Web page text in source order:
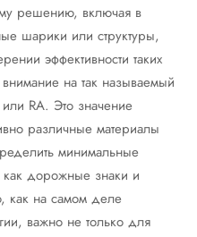
решению, включая в
шарики или структуры,
эффективности таких
на так называемый
RA. Это значение
различные материалы
минимальные
как дорожные знаки и
как на самом деле
важно не только для